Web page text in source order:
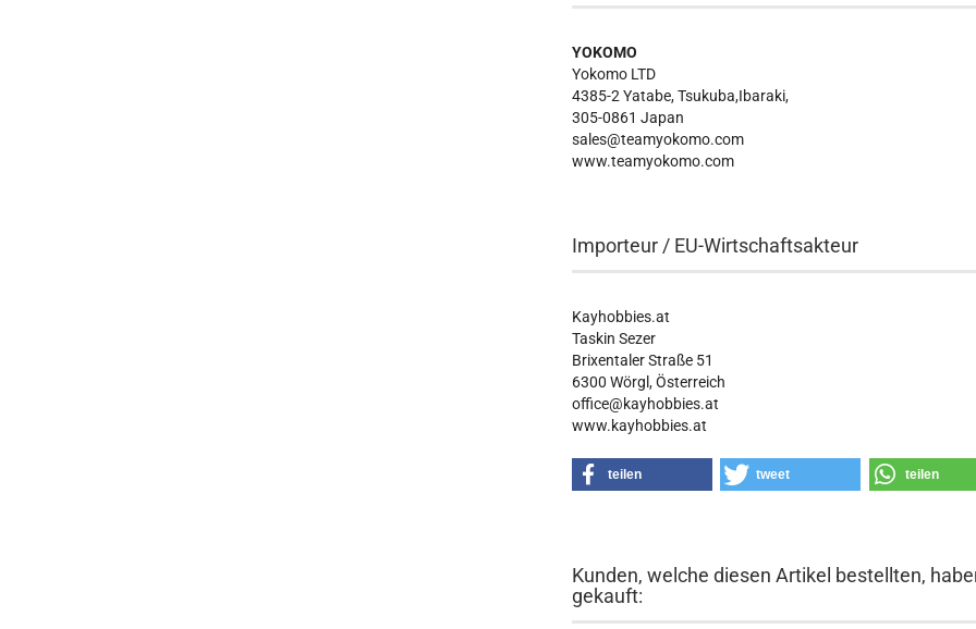
YOKOMO
Yokomo LTD
4385-2 Yatabe, Tsukuba,Ibaraki,
305-0861 Japan
sales@teamyokomo.com
www.teamyokomo.com
Importeur / EU-Wirtschaftsakteur
Kayhobbies.at
Taskin Sezer
Brixentaler Straße 51
6300 Wörgl, Österreich
office@kayhobbies.at
www.kayhobbies.at
teilen tweet teilen
Kunden, welche diesen Artikel bestellten,
gekauft: